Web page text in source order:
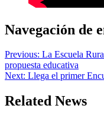
Navegación de
Previous: La Escuela
propuesta educativa
Next: Llega el primer
Related News